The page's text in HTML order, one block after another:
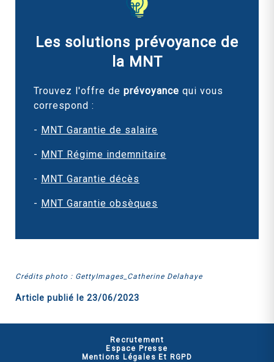
Les solutions prévoyance de
la MNT
Trouvez l'offre de prévoyance qui vous
correspond :
- MNT Garantie de salaire
- MNT Régime indemnitaire
- MNT Garantie décès
- MNT Garantie obsèques
Crédits photo : GettyImages_Catherine Delahaye
Article publié le 23/06/2023
Recrutement
Espace Presse
Mentions Légales Et RGPD